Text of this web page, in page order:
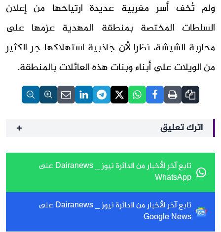
ولم تُخف أسر مغربية عديدة ارتياحها من إعلان
السلطات المختصة بمنطقة المهدية عزمها على
محاربة الشيشة، نظرا لأن جاذبية استهلاكها جر الكثير
من الويلات على أبناء وبنات هذه العائلات بالمنطقة.
اترك تعليق
تابع آخر الأخبار من الدائرة نيوز _ Dairanews على
WhatsApp
تابع آخر الأخبار من الدائرة نيوز _ Dairanews على
Google News